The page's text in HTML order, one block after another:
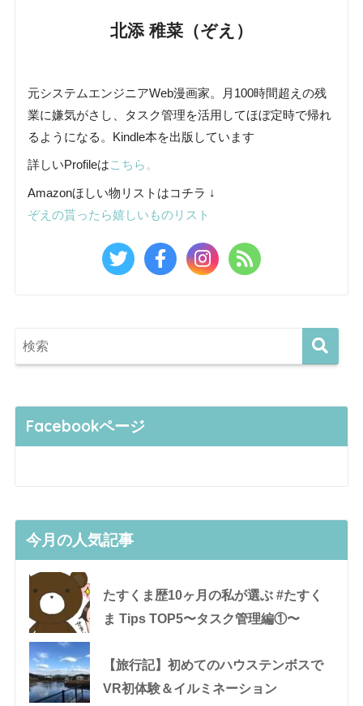
北添 稚菜（ぞえ）
元システムエンジニアWeb漫画家。月100時間超えの残
業に嫌気がさし、タスク管理を活用してほぼ定時で帰れ
るようになる。Kindle本を出版しています
詳しいProfileはこちら。
Amazonほしい物リストはコチラ ↓
ぞえの貰ったら嬉しいものリスト
Facebookページ
今月の人気記事
たすくま歴10ヶ月の私が選ぶ #たすく
ま Tips TOP5〜タスク管理編①〜
【旅行記】初めてのハウステンボスで
VR初体験＆イルミネーション